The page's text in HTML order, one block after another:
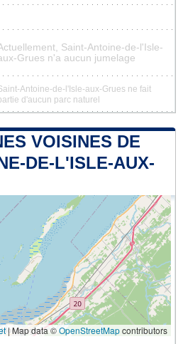
Saint-Antoine-de-l'Isle-
Grues n'a aucun jumelage
Antoine-de-l'Isle-aux-Grues ne fait
d'aucun parc naturel
VOISINES DE
DE-L'ISLE-AUX-
|Map data ©OpenStreetMapcontributors